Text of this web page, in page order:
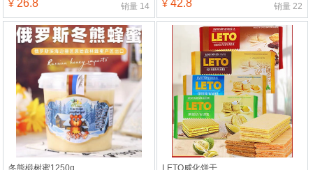
¥ 26.8 销量 14 ¥42.8 销量 22
冬熊椴树蜜1250g LETO威化饼干